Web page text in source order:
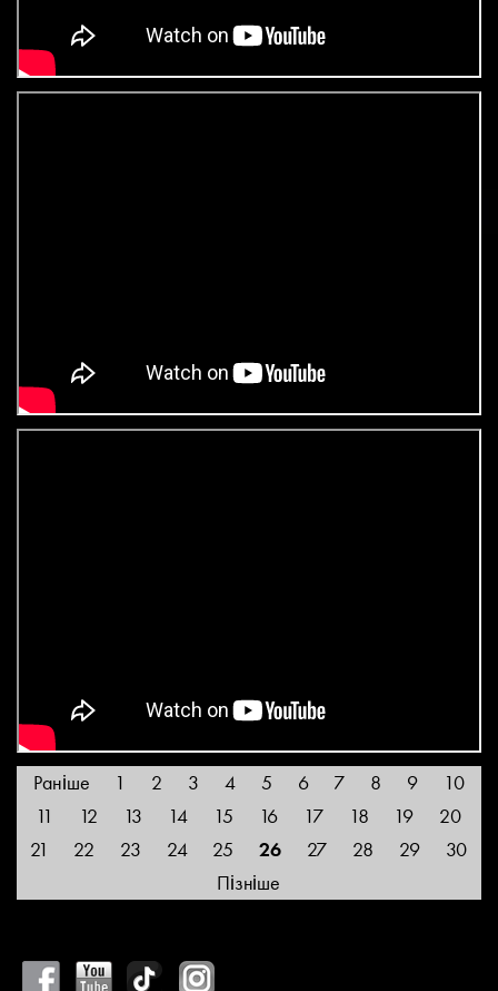
Раніше 1 2 3 4 5 6 7 8 9
10
11
12 13 14 15 16 17 18 19
20
21
22 23 24 25 26 27 28 29
30
Пізніше